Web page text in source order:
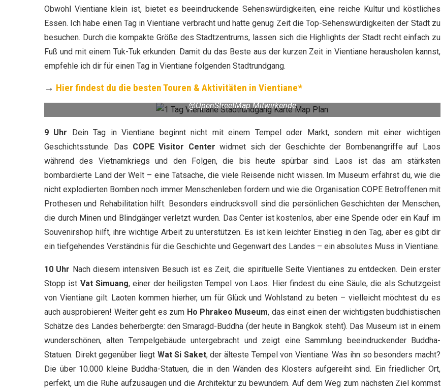
Obwohl Vientiane klein ist, bietet es beeindruckende Sehenswürdigkeiten, eine reiche Kultur und köstliches
Essen. Ich habe einen Tag in Vientiane verbracht und hatte genug Zeit die Top-Sehenswürdigkeiten der Stadt zu
besuchen. Durch die kompakte Größe des Stadtzentrums, lassen sich die Highlights der Stadt recht einfach zu
Fuß und mit einem Tuk-Tuk erkunden. Damit du das Beste aus der kurzen Zeit in Vientiane herausholen kannst,
empfehle ich dir für einen Tag in Vientiane folgenden Stadtrundgang.
→ Hier findest du die besten Touren & Aktivitäten in Vientiane*
@OpenStreetMap Mitwirkende
9 Uhr Dein Tag in Vientiane beginnt nicht mit einem Tempel oder Markt, sondern mit einer wichtigen
Geschichtsstunde. Das COPE Visitor Center widmet sich der Geschichte der Bombenangriffe auf Laos
während des Vietnamkriegs und den Folgen, die bis heute spürbar sind. Laos ist das am stärksten
bombardierte Land der Welt – eine Tatsache, die viele Reisende nicht wissen. Im Museum erfährst du, wie die
nicht explodierten Bomben noch immer Menschenleben fordern und wie die Organisation COPE Betroffenen mit
Prothesen und Rehabilitation hilft. Besonders eindrucksvoll sind die persönlichen Geschichten der Menschen,
die durch Minen und Blindgänger verletzt wurden. Das Center ist kostenlos, aber eine Spende oder ein Kauf im
Souvenirshop hilft, ihre wichtige Arbeit zu unterstützen. Es ist kein leichter Einstieg in den Tag, aber es gibt dir
ein tiefgehendes Verständnis für die Geschichte und Gegenwart des Landes – ein absolutes Muss in Vientiane.
10 Uhr Nach diesem intensiven Besuch ist es Zeit, die spirituelle Seite Vientianes zu entdecken. Dein erster
Stopp ist Vat Simuang, einer der heiligsten Tempel von Laos. Hier findest du eine Säule, die als Schutzgeist
von Vientiane gilt. Laoten kommen hierher, um für Glück und Wohlstand zu beten – vielleicht möchtest du es
auch ausprobieren! Weiter geht es zum Ho Phrakeo Museum, das einst einen der wichtigsten buddhistischen
Schätze des Landes beherbergte: den Smaragd-Buddha (der heute in Bangkok steht). Das Museum ist in einem
wunderschönen, alten Tempelgebäude untergebracht und zeigt eine Sammlung beeindruckender Buddha-
Statuen. Direkt gegenüber liegt Wat Si Saket, der älteste Tempel von Vientiane. Was ihn so besonders macht?
Die über 10.000 kleine Buddha-Statuen, die in den Wänden des Klosters aufgereiht sind. Ein friedlicher Ort,
perfekt, um die Ruhe aufzusaugen und die Architektur zu bewundern. Auf dem Weg zum nächsten Ziel kommst